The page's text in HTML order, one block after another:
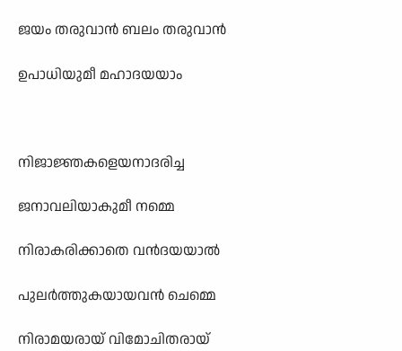
ജയം തരുവാൻ ബലം തരുവാൻ
ഉപാധിയുമീ മഹാദയയാം
നിജാജ്ഞകളെയനാദരിച്ച
ജനാവലിയാകുമീ നമ്മെ
നിരാകരിക്കാതെ വൻദയയാൽ
പുലർത്തുകയായവൻ ചെമ്മെ
നിരാമയരായ് വിമോചിതരായ്